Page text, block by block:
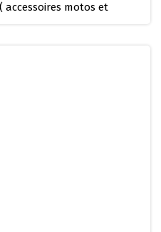
accessoires motos et